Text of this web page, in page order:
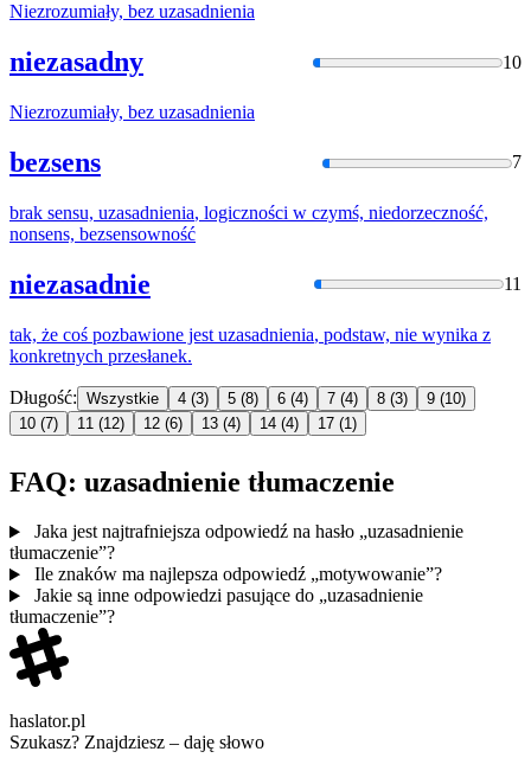
Niezrozumiały, bez uzasadnienia
niezasadny 10
Niezrozumiały, bez uzasadnienia
bezsens 7
brak sensu, uzasadnienia, logiczności w czymś, niedorzeczność,
nonsens, bezsensowność
niezasadnie 11
tak, że coś pozbawione jest uzasadnienia, podstaw, nie wynika z
konkretnych przesłanek.
Długość: Wszystkie 4 (3) 5 (8) 6 (4) 7 (4) 8 (3) 9 (10)
10 (7) 11 (12) 12 (6) 13 (4) 14 (4) 17 (1)
FAQ: uzasadnienie tłumaczenie
Jaka jest najtrafniejsza odpowiedź na hasło „uzasadnienie
tłumaczenie”?
Ile znaków ma najlepsza odpowiedź „motywowanie”?
Jakie są inne odpowiedzi pasujące do „uzasadnienie
tłumaczenie”?
haslator.pl
Szukasz? Znajdziesz – daję słowo